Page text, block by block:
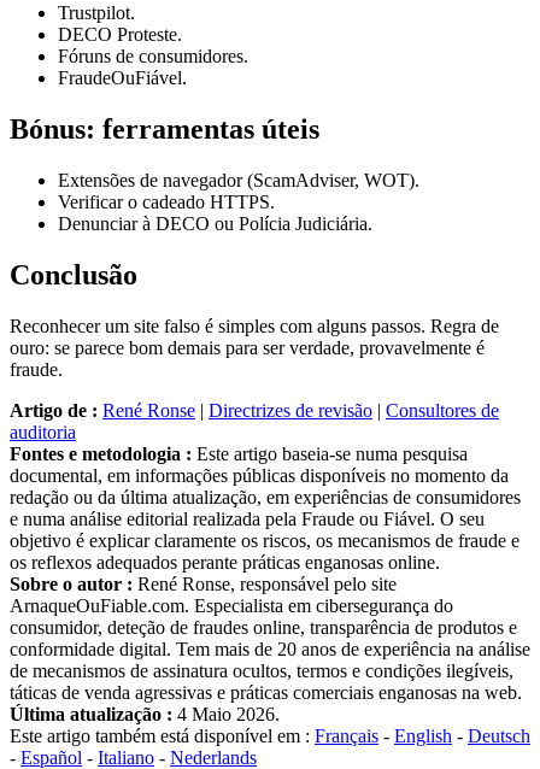
Trustpilot.
DECO Proteste.
Fóruns de consumidores.
FraudeOuFiável.
Bónus: ferramentas úteis
Extensões de navegador (ScamAdviser, WOT).
Verificar o cadeado HTTPS.
Denunciar à DECO ou Polícia Judiciária.
Conclusão
Reconhecer um site falso é simples com alguns passos. Regra de
ouro: se parece bom demais para ser verdade, provavelmente é
fraude.
Artigo de : René Ronse | Directrizes de revisão | Consultores de
auditoria
Fontes e metodologia : Este artigo baseia-se numa pesquisa
documental, em informações públicas disponíveis no momento da
redação ou da última atualização, em experiências de consumidores
e numa análise editorial realizada pela Fraude ou Fiável. O seu
objetivo é explicar claramente os riscos, os mecanismos de fraude e
os reflexos adequados perante práticas enganosas online.
Sobre o autor : René Ronse, responsável pelo site
ArnaqueOuFiable.com. Especialista em cibersegurança do
consumidor, deteção de fraudes online, transparência de produtos e
conformidade digital. Tem mais de 20 anos de experiência na análise
de mecanismos de assinatura ocultos, termos e condições ilegíveis,
táticas de venda agressivas e práticas comerciais enganosas na web.
Última atualização : 4 Maio 2026.
Este artigo também está disponível em : Français - English - Deutsch
- Español - Italiano - Nederlands